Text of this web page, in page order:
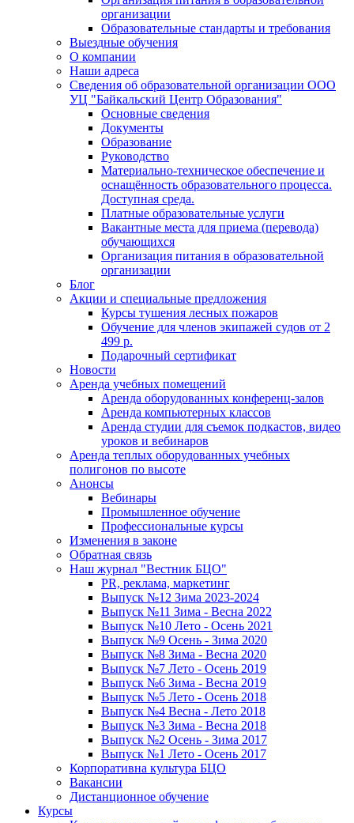
организации
Образовательные стандарты и требования
Выездные обучения
О компании
Наши адреса
Сведения об образовательной организации ООО
УЦ "Байкальский Центр Образования"
Основные сведения
Документы
Образование
Руководство
Материально-техническое обеспечение и
оснащённость образовательного процесса.
Доступная среда.
Платные образовательные услуги
Вакантные места для приема (перевода)
обучающихся
Организация питания в образовательной
организации
Блог
Акции и специальные предложения
Курсы тушения лесных пожаров
Обучение для членов экипажей судов от 2
499 р.
Подарочный сертификат
Новости
Аренда учебных помещений
Аренда оборудованных конференц-залов
Аренда компьютерных классов
Аренда студии для съемок подкастов, видео
уроков и вебинаров
Аренда теплых оборудованных учебных
полигонов по высоте
Анонсы
Вебинары
Промышленное обучение
Профессиональные курсы
Изменения в законе
Обратная связь
Наш журнал "Вестник БЦО"
PR, реклама, маркетинг
Выпуск №12 Зима 2023-2024
Выпуск №11 Зима - Весна 2022
Выпуск №10 Лето - Осень 2021
Выпуск №9 Осень - Зима 2020
Выпуск №8 Зима - Весна 2020
Выпуск №7 Лето - Осень 2019
Выпуск №6 Зима - Весна 2019
Выпуск №5 Лето - Осень 2018
Выпуск №4 Весна - Лето 2018
Выпуск №3 Зима - Весна 2018
Выпуск №2 Осень - Зима 2017
Выпуск №1 Лето - Осень 2017
Корпоративна культура БЦО
Вакансии
Дистанционное обучение
Курсы